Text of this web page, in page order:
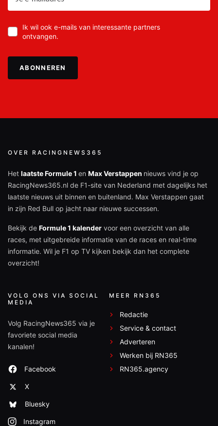
Ik wil ook e-mails van interessante partners
ontvangen.
ABONNEREN
OVER RACINGNEWS365
Het laatste Formule 1 en Max Verstappen nieuws vind je op
RacingNews365.nl de F1-site van Nederland met dagelijks het
laatste nieuws uit binnen en buitenland. Max Verstappen gaat
in zijn Red Bull op jacht naar nieuwe successen.
Bekijk de Formule 1 kalender voor een overzicht van alle
races, met uitgebreide informatie van de races en real-time
informatie. Wil je F1 op TV kijken bekijk dan het complete
overzicht!
VOLG ONS VIA SOCIAL
MEDIA
Volg RacingNews365 via je
favoriete social media
kanalen!
Facebook
X
Bluesky
Instagram
MEER RN365
Redactie
Service & contact
Adverteren
Werken bij RN365
RN365.agency